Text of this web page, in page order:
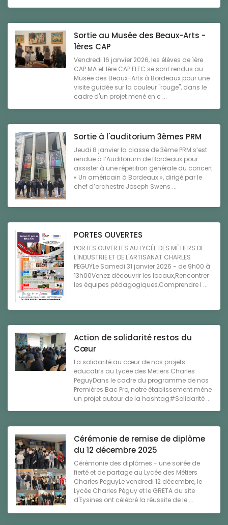
Sortie au Musée des Beaux-Arts -
1ères CAP
Vendredi 16 janvier 2026, les élèves de 1ère
CAP MA et 1ère CAP ELEC se sont rendus au
Musée des Beaux-Arts à Bordeaux pour une
visite guidée sur la couleur "rouge", dans le
cadre d'un projet mené en c ...
Sortie à l'auditorium 3èmes PRM
Jeudi 8 janvier la classe de 3ème PRM s’est
rendue à l’Auditorium de Bordeaux pour
assister à une répétition générale du concert
« Un américain à Bordeaux », dirigé par le
chef d’orchestre Joseph Swens ...
PORTES OUVERTES
PORTES OUVERTES AU LYCÉE DES MÉTIERS DE
L'INDUSTRIE ET DE L'ARTISANAT CHARLES
PEGUYLe Samedi 31 janvier 2026 - de 9h00 à
13h00Venez découvrir les locaux,Rencontrer
les équipes pédagogiques,Comprendre l ...
Action de solidarité restos du
Cœur
La solidarité au cœur de nos projets
éducatifs au Lycée des Métiers Charles
PeguyDans le cadre du programme de nos
Premières Bac Pro, notre établissement mène
un projet autour de la hashtag#Solidarité ...
Cérémonie de remise de diplôme
du 12 décembre 2025
Cérémonie des diplômes - une soirée de
fierté et de partage au Lycée des Métiers
Charles PeguyLe vendredi 12 décembre, le
Lycée Charles Péguy et le GRETA du site
d'Eysines ont célébré la réussite de le ...